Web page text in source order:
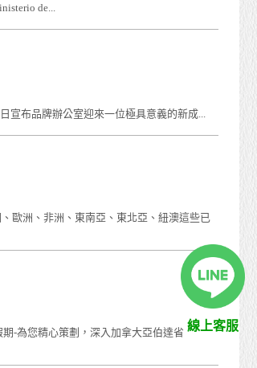
de...
布品牌辦公室迎來一位極具意義的新成...
歐洲、非洲、東南亞、東北亞、紐澳這些已
-為您精心策劃，深入加拿大亞伯達省 線上客服